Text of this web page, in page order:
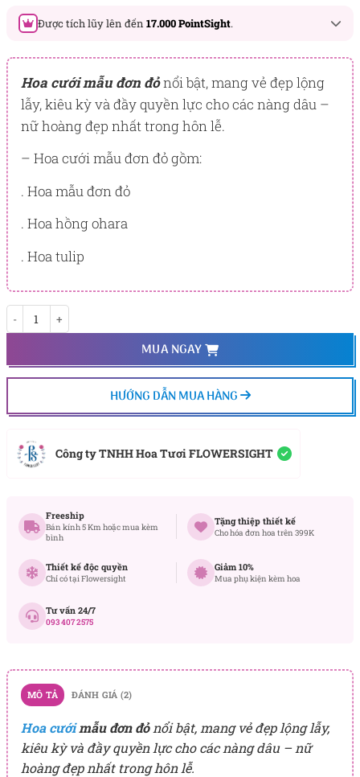
Được tích lũy lên đến 17.000 PointSight.
Đây là số PointSight ước tính bạn sẽ được tích lũy khi mua
sản phẩm hôm nay, tương ứng với quyền lợi hạng
BẠCH KIM
PointSight có giá trị dùng để trừ trực tiếp vào đơn hàng hoặc
ngay để kiểm tra mức tích lũy
chính xác nhất dành cho bạn.
Hoa cưới mẫu đơn đỏnổi bật, mang vẻ đẹp lộng
lẫy, kiêu kỳ và đầy quyền lực cho các nàng dâu –
nữ hoàng đẹp nhất trong hôn lễ.
– Hoa cưới mẫu đơn đỏ gồm:
. Hoa mẫu đơn đỏ
. Hoa hồng ohara
. Hoa tulip
MUA NGAY
HƯỚNG DẪN MUA HÀNG
Công ty TNHH Hoa Tươi FLOWERSIGHT
Freeship
Bán kính 5 Km hoặc mua kèm
bình
Tặng thiệp thiết kế
Cho hóa đơn hoa trên 399K
Thiết kế độc quyền
Chỉ có tại Flowersight
Giảm 10%
Mua phụ kiện kèm hoa
Tư vấn 24/7
093 407 2575
MÔ TẢ ĐÁNH GIÁ (2)
Hoa cướimẫu đơn đỏ nổi bật, mang vẻ đẹp lộng lẫy,
kiêu kỳ và đầy quyền lực cho các nàng dâu – nữ
hoàng đẹp nhất trong hôn lễ.